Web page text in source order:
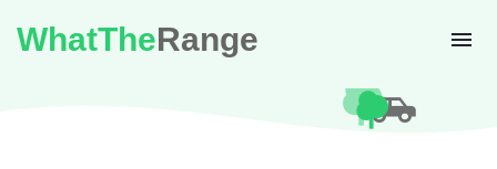
WhatTheRange